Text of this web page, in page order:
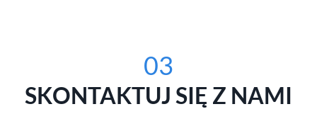
03
SKONTAKTUJ SIĘ Z NAMI